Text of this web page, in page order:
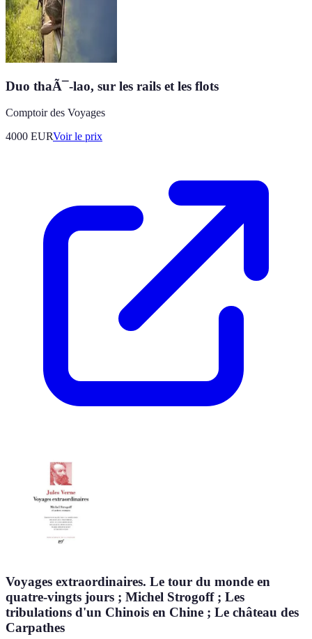
Duo thaÃ¯-lao, sur les rails et les flots
Comptoir des Voyages
4000 EURVoir le prix
Voyages extraordinaires. Le tour du monde en
quatre-vingts jours ; Michel Strogoff ; Les
tribulations d'un Chinois en Chine ; Le château des
Carpathes